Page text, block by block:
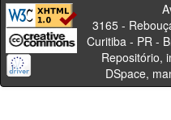
Av. Sete
3165 -
Curitiba
Repositório,
DSpace,